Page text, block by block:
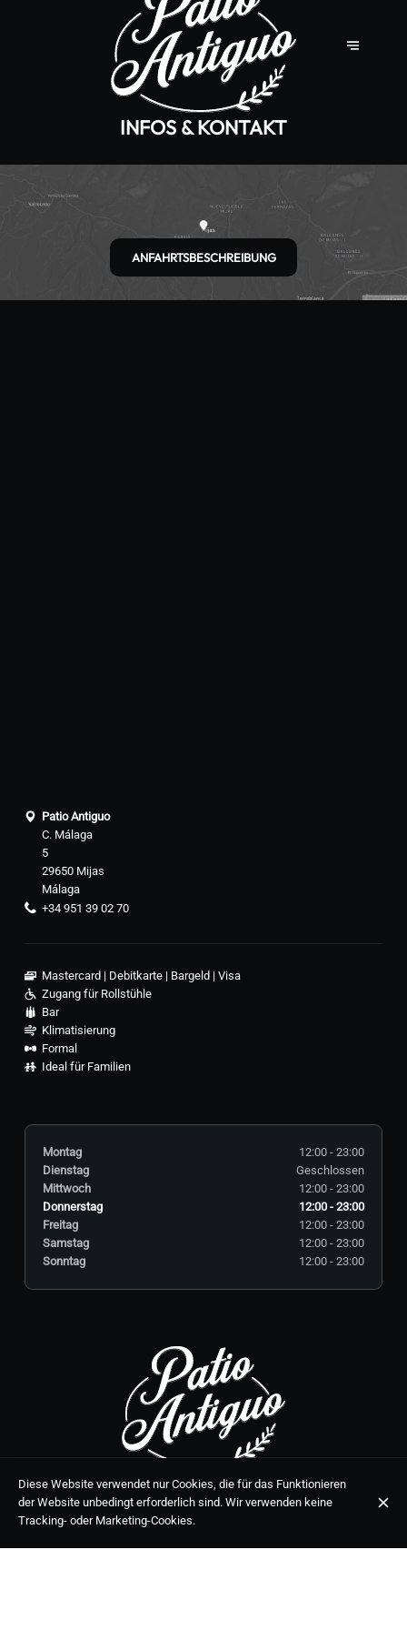
INFOS & KONTAKT
ANFAHRTSBESCHREIBUNG
Patio Antiguo
C. Málaga
5
29650 Mijas
Málaga
+34 951 39 02 70
Mastercard Debitkarte Bargeld
Visa
Zugang für Rollstühle
Bar
Klimatisierung
Formal
Ideal für Familien
Montag
12:00 - 23:00
Dienstag
Geschlossen
Mittwoch
12:00 - 23:00
Donnerstag
12:00 - 23:00
Freitag
12:00 - 23:00
Samstag
12:00 - 23:00
Sonntag
12:00 - 23:00
C. Málaga, 5, 29650 Mijas, Málaga
+34 951 39 02 70
Diese Website verwendet nur Cookies, die für das Funktionieren
der Website unbedingt erforderlich sind. Wir verwenden keine
Tracking- oder Marketing-Cookies.